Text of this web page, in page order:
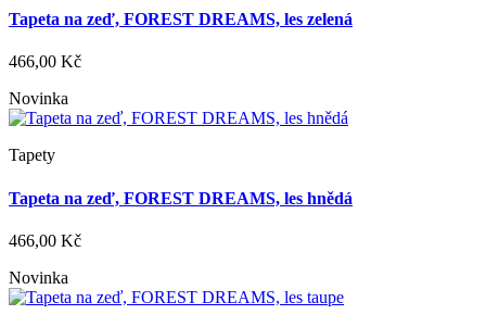
Tapeta na zeď, FOREST DREAMS, les zelená
466,00 Kč
Novinka
Tapety
Tapeta na zeď, FOREST DREAMS, les hnědá
466,00 Kč
Novinka